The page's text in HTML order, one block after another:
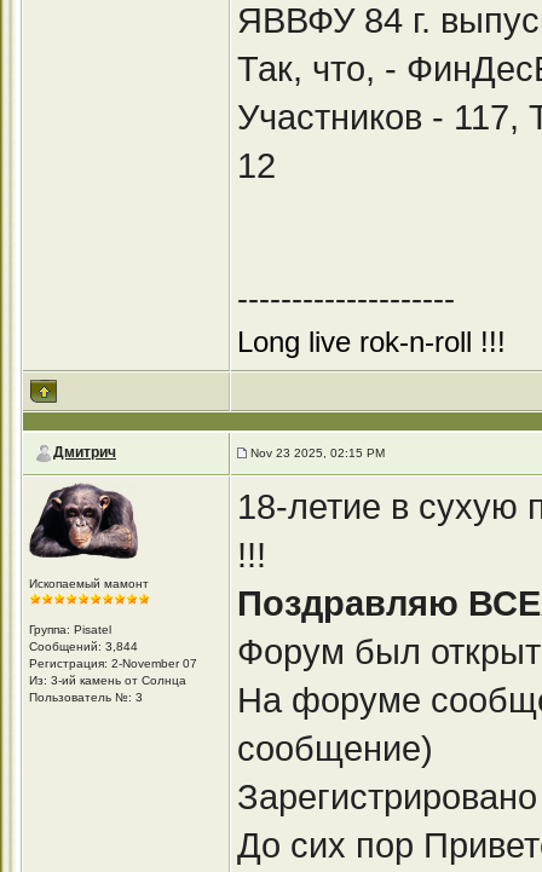
ЯВВФУ 84 г.
Так, что, -
Участников -
12
--------------------
Long live rok-n-roll !!!
Дмитрич Nov 23 2025, 02:15 PM
Ископаемый мамонт
Группа: Pisatel
Сообщений: 3,844
Регистрация: 2-November 07
Из: 3-ий камень от Солнца
Пользователь №: 3
18-летие в сухую
!!!
Поздравляю
Форум был
На форуме
сообщение)
До сих пор